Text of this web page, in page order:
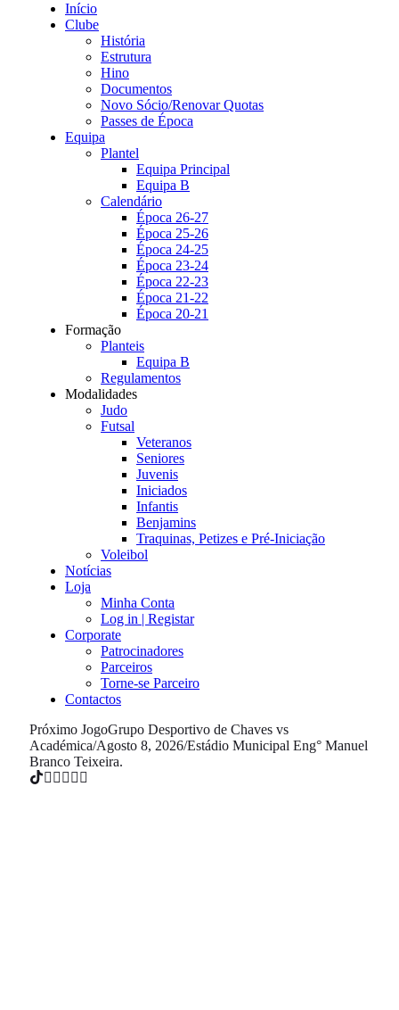
Início
Clube
História
Estrutura
Hino
Documentos
Novo Sócio/Renovar Quotas
Passes de Época
Equipa
Plantel
Equipa Principal
Equipa B
Calendário
Época 26-27
Época 25-26
Época 24-25
Época 23-24
Época 22-23
Época 21-22
Época 20-21
Formação
Planteis
Equipa B
Regulamentos
Modalidades
Judo
Futsal
Veteranos
Seniores
Juvenis
Iniciados
Infantis
Benjamins
Traquinas, Petizes e Pré-Iniciação
Voleibol
Notícias
Loja
Minha Conta
Log in | Registar
Corporate
Patrocinadores
Parceiros
Torne-se Parceiro
Contactos
Próximo JogoGrupo Desportivo de Chaves vs
Académica/Agosto 8, 2026/Estádio Municipal Eng° Manuel
Branco Teixeira.